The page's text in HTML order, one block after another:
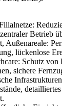
Betrieb
Außenareale:
lückenlose
Schutz von
sichere